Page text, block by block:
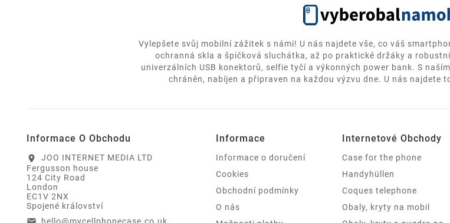
Vylepšete svůj mobilní zážitek s námi! U nás najdete vše, co váš
ochranná skla a špičková sluchátka, až po praktické držáky a
univerzálních USB konektorů, selfie tyčí a výkonných power bank. S
chráněn, nabíjen a připraven na každou výzvu dne. U nás najdete
Informace O Obchodu
location_on
JOO INTERNET MEDIA LTD
Fergusson house
124 City Road
London
EC1V 2NX
Spojené království
hello@mycellphonecase.co.uk
Informace
Informace o doručení
Cookies
Obchodní podmínky
O nás
Internetové Obchody
Case for the phone
Handyhüllen
Coques telephone
Obaly, kryty na mobil